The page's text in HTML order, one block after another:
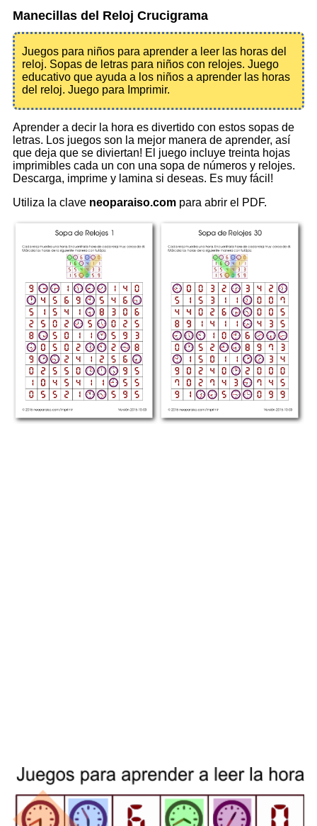
Manecillas del Reloj Crucigrama
Juegos para niños para aprender a leer las horas del
reloj. Sopas de letras para niños con relojes. Juego
educativo que ayuda a los niños a aprender las horas
del reloj. Juego para Imprimir.
Aprender a decir la hora es divertido con estos sopas de
letras. Los juegos son la mejor manera de aprender, así
que deja que se diviertan! El juego incluye treinta hojas
imprimibles cada un con una sopa de números y relojes.
Descarga, imprime y lamina si deseas. Es muy fácil!
Utiliza la clave neoparaiso.com para abrir el PDF.